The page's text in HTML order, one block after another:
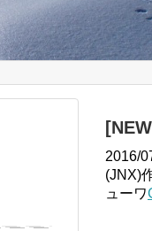
2016/
(JNX)
ューワ